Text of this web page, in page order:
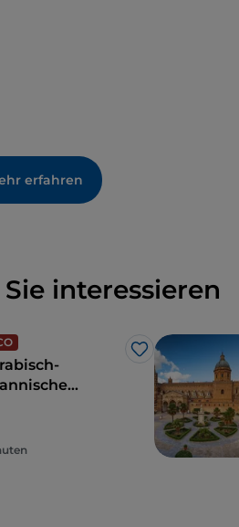
erfahren
interessieren
Like
und Monreale